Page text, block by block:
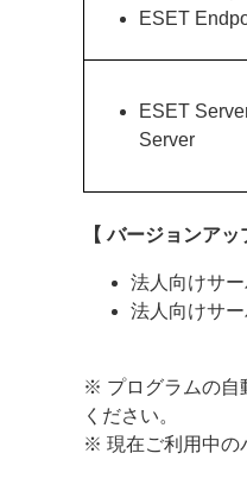
ESET
ESET
Server
【 バージョンアッ
法人向けサ
法人向けサ
※ プログラムの自
ください。
※ 現在ご利用中の